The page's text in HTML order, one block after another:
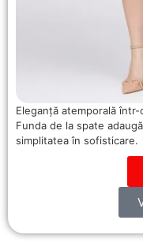
Eleganță atemporală
Funda de la spate
simplitatea în sofisticare.